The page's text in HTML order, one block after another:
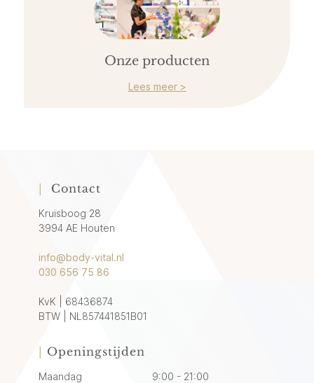
Onze producten
Lees meer >
Contact
Kruisboog 28
3994 AE Houten
info@body-vital.nl
030 656 75 86
KvK | 68436874
BTW | NL857441851B01
Openingstijden
Maandag
9:00 - 21:00